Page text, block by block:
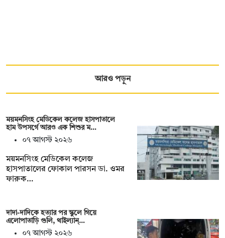
আরও পড়ুন
ময়মনসিংহ মেডিকেল কলেজ হাসপাতালে
হাম উপসর্গে আরও এক শিশুর ম…
০৭ আগস্ট ২০২৬
ময়মনসিংহ মেডিকেল কলেজ
হাসপাতালের ফোকাল পারসন ডা. ওমর
ফারুক…
দাদা-দাদিকে হত্যার পর স্কুলে গিয়ে
এলোপাতাড়ি গুলি, থাইল্যান্…
০৭ আগস্ট ২০২৬